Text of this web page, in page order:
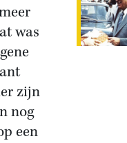
was
zijn
nog
een